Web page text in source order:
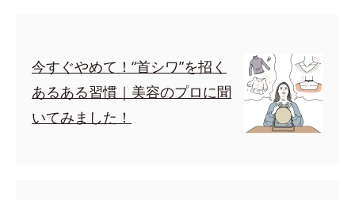
今すぐやめて！“首シワ”を招く
あるある習慣｜美容のプロに聞
いてみました！